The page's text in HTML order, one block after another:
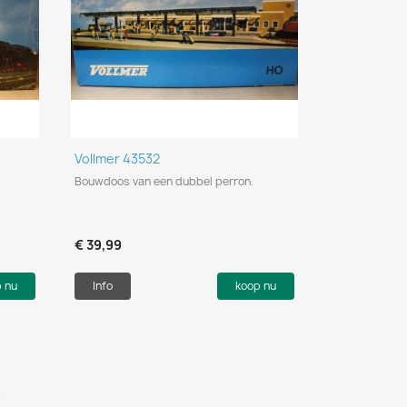
nu
Snel bekijken
Vollmer 43532
Bouwdoos van een dubbel perron.
€ 39,99
Info koop nu